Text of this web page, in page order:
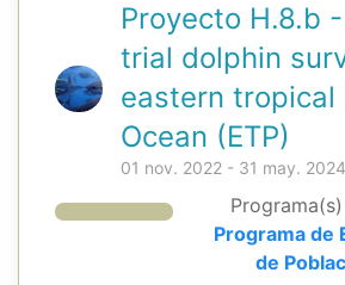
Proyecto H.8.b
trial dolphin
eastern tropical
Ocean (ETP)
01 nov. 2022 - 31 may. 2024
Programa de
de